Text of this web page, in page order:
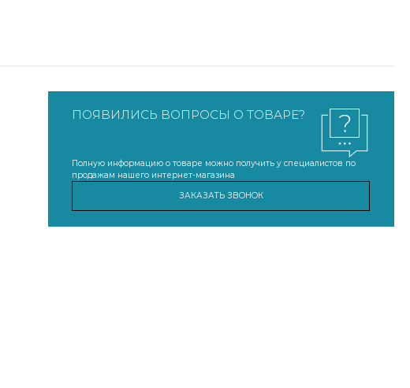
ПОЯВИЛИСЬ ВОПРОСЫ О ТОВАРЕ?
Полную информацию о товаре можно получить у специалистов по
продажам нашего интернет-магазина
ЗАКАЗАТЬ ЗВОНОК